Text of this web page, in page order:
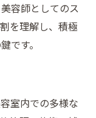
容師としてのス
を理解し、積極
です。
室内での多様な